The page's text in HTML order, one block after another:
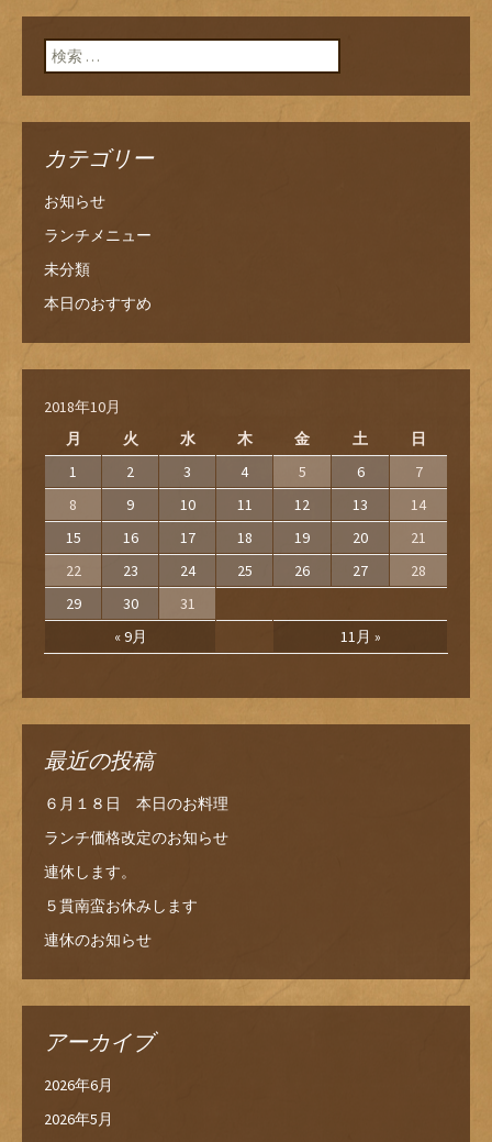
検索:
カテゴリー
お知らせ
ランチメニュー
未分類
本日のおすすめ
2018年10月
月
火 水 木 金 土 日
« 9月 11月 »
1 2 3 4 5 6
7
8
9 10 11 12 13
14
15
16 17 18 19 20
21
22
23 24 25 26 27
28
29
30 31
最近の投稿
６月１８日 本日のお料理
ランチ価格改定のお知らせ
連休します。
５貫南蛮お休みします
連休のお知らせ
アーカイブ
2026年6月
2026年5月